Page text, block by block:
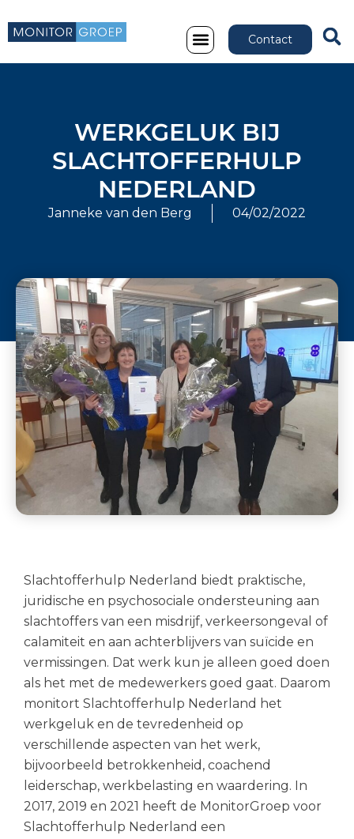
Contact
WERKGELUK BIJ
SLACHTOFFERHULP
NEDERLAND
Janneke van den Berg 04/02/2022
Slachtofferhulp Nederland biedt praktische,
juridische en psychosociale ondersteuning aan
slachtoffers van een misdrijf, verkeersongeval of
calamiteit en aan achterblijvers van suïcide en
vermissingen. Dat werk kun je alleen goed doen
als het met de medewerkers goed gaat. Daarom
monitort Slachtofferhulp Nederland het
werkgeluk en de tevredenheid op
verschillende aspecten van het werk,
bijvoorbeeld betrokkenheid, coachend
leiderschap, werkbelasting en waardering. In
2017, 2019 en 2021 heeft de MonitorGroep voor
Slachtofferhulp Nederland een